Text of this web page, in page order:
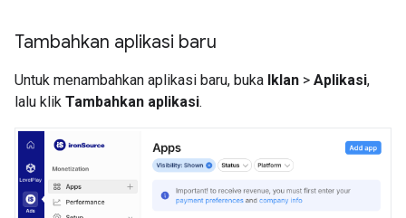
Tambahkan aplikasi baru
Untuk menambahkan aplikasi baru, buka Iklan > Aplikasi,
lalu klik Tambahkan aplikasi.